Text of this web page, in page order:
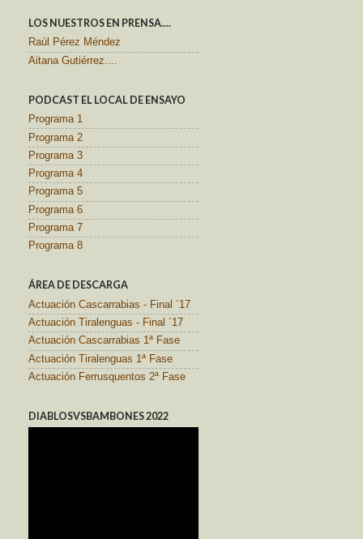
LOS NUESTROS EN PRENSA....
Raúl Pérez Méndez
Aitana Gutiérrez....
PODCAST EL LOCAL DE ENSAYO
Programa 1
Programa 2
Programa 3
Programa 4
Programa 5
Programa 6
Programa 7
Programa 8
ÁREA DE DESCARGA
Actuación Cascarrabias - Final ´17
Actuación Tiralenguas - Final ´17
Actuación Cascarrabias 1ª Fase
Actuación Tiralenguas 1ª Fase
Actuación Ferrusquentos 2ª Fase
DIABLOSVSBAMBONES 2022